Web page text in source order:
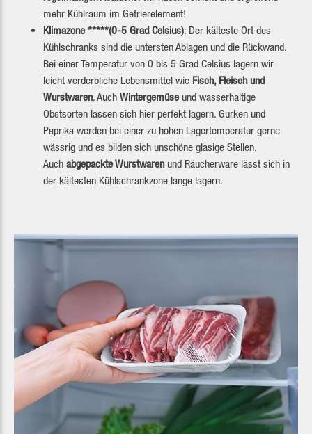
mehr Kühlraum im Gefrierelement!
Klimazone *****(0-5 Grad Celsius): Der kälteste Ort des
Kühlschranks sind die untersten Ablagen und die Rückwand.
Bei einer Temperatur von 0 bis 5 Grad Celsius lagern wir
leicht verderbliche Lebensmittel wie Fisch, Fleisch und
Wurstwaren. Auch Wintergemüse und wasserhaltige
Obstsorten lassen sich hier perfekt lagern. Gurken und
Paprika werden bei einer zu hohen Lagertemperatur gerne
wässrig und es bilden sich unschöne glasige Stellen.
Auch abgepackte Wurstwarenund Räucherware lässt sich in
der kältesten Kühlschrankzone lange lagern.